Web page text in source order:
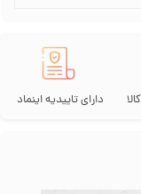
دارای تاییدیه اینماد